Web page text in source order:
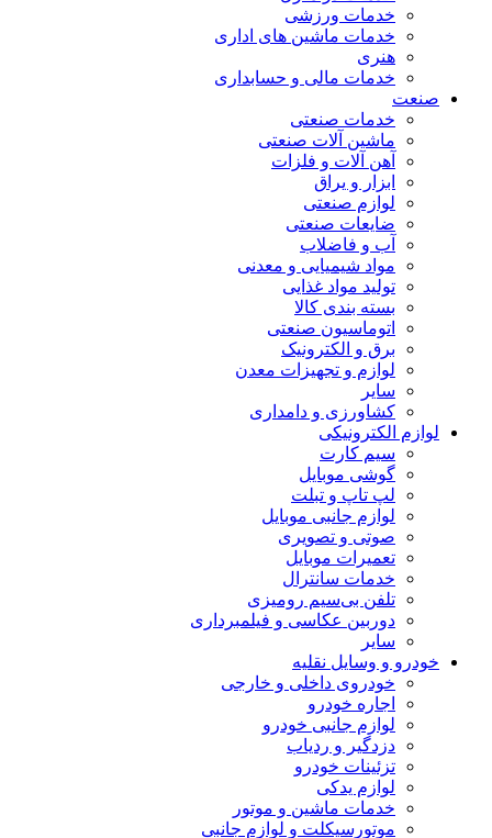
خدمات ورزشی
خدمات ماشین های اداری
هنری
خدمات مالی و حسابداری
صنعت
خدمات صنعتی
ماشین آلات صنعتی
آهن آلات و فلزات
ابزار و یراق
لوازم صنعتی
ضایعات صنعتی
آب و فاضلاب
مواد شیمیایی و معدنی
تولید مواد غذایی
بسته بندی کالا
اتوماسیون صنعتی
برق و الکترونیک
لوازم و تجهیزات معدن
سایر
کشاورزی و دامداری
لوازم الکترونیکی
سیم کارت
گوشی موبایل
لپ تاپ و تبلت
لوازم جانبی موبایل
صوتی و تصویری
تعمیرات موبایل
خدمات سانترال
تلفن بی‌سیم رومیزی
دوربین عکاسی و فیلمبرداری
سایر
خودرو و وسایل نقلیه
خودروی داخلی و خارجی
اجاره خودرو
لوازم جانبی خودرو
دزدگیر و ردیاب
تزئینات خودرو
لوازم یدکی
خدمات ماشین و موتور
موتورسیکلت و لوازم جانبی